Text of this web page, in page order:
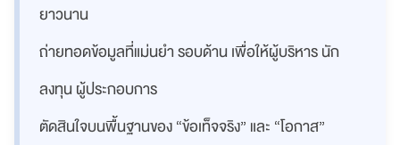
ยาวนาน
ถ่ายทอดข้อมูลที่แม่นยำ รอบด้าน เพื่อให้ผู้บริหาร นัก
ลงทุน ผู้ประกอบการ
ตัดสินใจบนพื้นฐานของ “ข้อเท็จจริง” และ “โอกาส”